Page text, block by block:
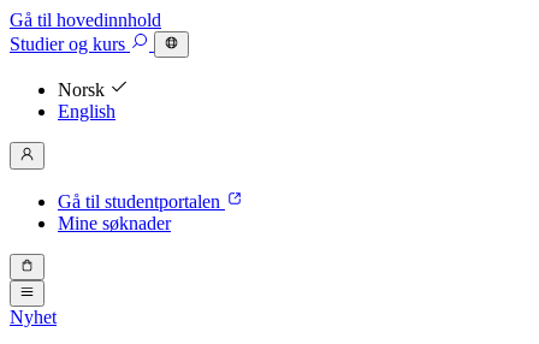
Gå til hovedinnhold
Studierog kurs
Norsk
English
Gå til studentportalen
Mine søknader
Nyhet